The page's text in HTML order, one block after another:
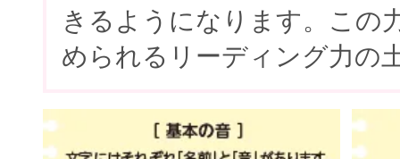
きるようになります。この
められるリーディング力の